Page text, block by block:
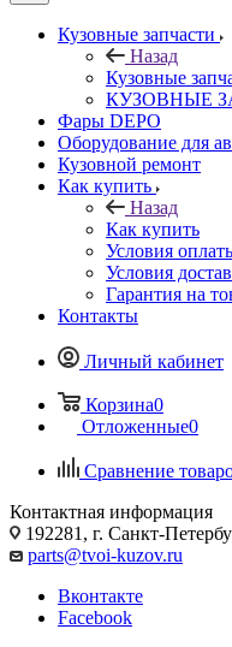
Кузовные запчасти
Назад
Кузовные
КУЗОВНЫЕ
Фары DEPO
Оборудование для
Кузовной ремонт
Как купить
Назад
Как купить
Условия
Условия
Гарантия на
Контакты
Личный кабинет
Корзина0
Отложенные0
Сравнение
Контактная информация
192281, г. Санкт-
parts@tvoi-kuzov.ru
Вконтакте
Facebook